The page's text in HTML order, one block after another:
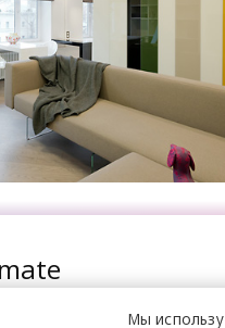
интернет издание о
Мы